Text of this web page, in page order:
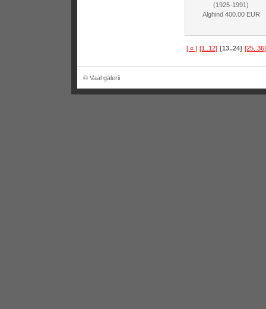
(1925-1991)
Alghind 400.00 EUR
[ « ] [1..12] [13..24] [25..36]
© Vaal galerii